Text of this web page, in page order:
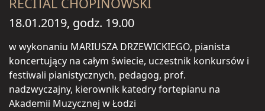
18.01.2019, godz. 19.00
w wykonaniu MARIUSZA DRZEWICKIEGO, pianista
koncertujący na całym świecie, uczestnik konkursów i
festiwali pianistycznych, pedagog, prof.
nadzwyczajny, kierownik katedry fortepianu na
Akademii Muzycznej w Łodzi